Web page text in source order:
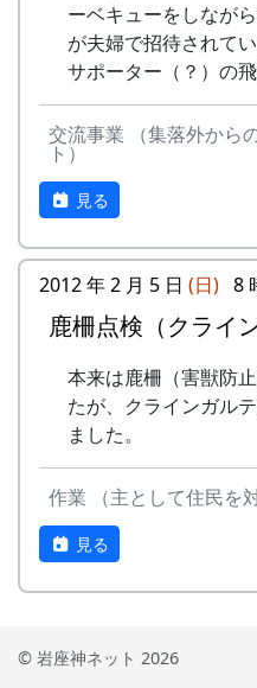
ーベキューをしなが
が夫婦で招待されてい
サポーター（？）の
交流事業 （集落外から
ト）
見る
2012 年 2 月 5 日 (日) 8
鹿柵点検（クライ
本来は鹿柵（害獣防
たが、クラインガル
ました。
作業 （主として住民を
見る
© 岩座神ネット 2026